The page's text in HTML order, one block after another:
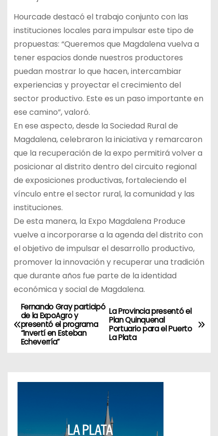
Hourcade destacó el trabajo conjunto con las
instituciones locales para impulsar este tipo de
propuestas: “Queremos que Magdalena vuelva a
tener espacios donde nuestros productores
puedan mostrar lo que hacen, intercambiar
experiencias y proyectar el crecimiento del
sector productivo. Este es un paso importante en
ese camino”, valoró.
En ese aspecto, desde la Sociedad Rural de
Magdalena, celebraron la iniciativa y remarcaron
que la recuperación de la expo permitirá volver a
posicionar al distrito dentro del circuito regional
de exposiciones productivas, fortaleciendo el
vínculo entre el sector rural, la comunidad y las
instituciones.
De esta manera, la Expo Magdalena Produce
vuelve a incorporarse a la agenda del distrito con
el objetivo de impulsar el desarrollo productivo,
promover la innovación y recuperar una tradición
que durante años fue parte de la identidad
económica y social de Magdalena.
N
a
La Provincia presentó el
Plan Quinquenal
Portuario para el Puerto
La Plata
Fernando Gray participó
de la ExpoAgro y
presentó el programa
“Invertí en Esteban
Echeverría”